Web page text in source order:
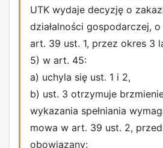
UTK wydaje decyzję o
działalności gospodarczej,
art. 39 ust. 1, przez okres 3
5) w art. 45:
a) uchyla się ust. 1 i 2,
b) ust. 3 otrzymuje
wykazania spełniania
mowa w art. 39 ust. 2,
obowiązany: